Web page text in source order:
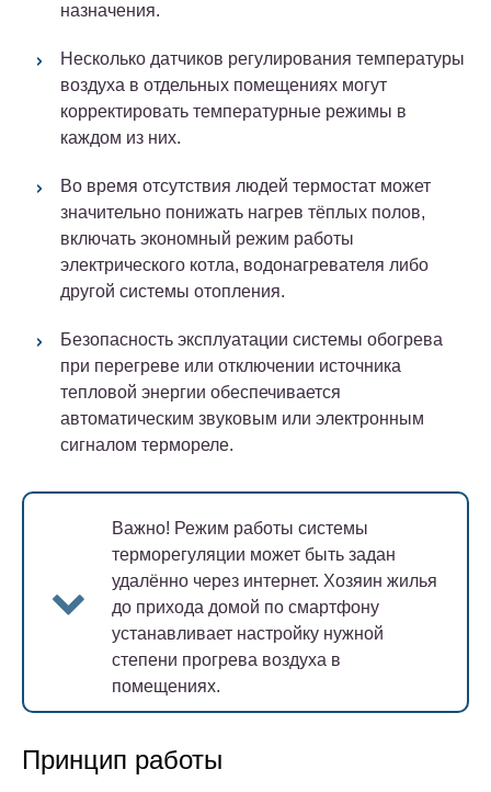
назначения.
Несколько датчиков регулирования температуры
воздуха в отдельных помещениях могут
корректировать температурные режимы в
каждом из них.
Во время отсутствия людей термостат может
значительно понижать нагрев тёплых полов,
включать экономный режим работы
электрического котла, водонагревателя либо
другой системы отопления.
Безопасность эксплуатации системы обогрева
при перегреве или отключении источника
тепловой энергии обеспечивается
автоматическим звуковым или электронным
сигналом термореле.
Важно! Режим работы системы
терморегуляции может быть задан
удалённо через интернет. Хозяин жилья
до прихода домой по смартфону
устанавливает настройку нужной
степени прогрева воздуха в
помещениях.
Принцип работы